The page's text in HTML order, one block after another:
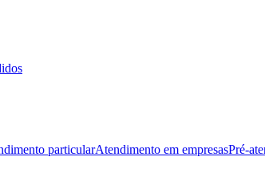
particularAtendimento em empresasPré-